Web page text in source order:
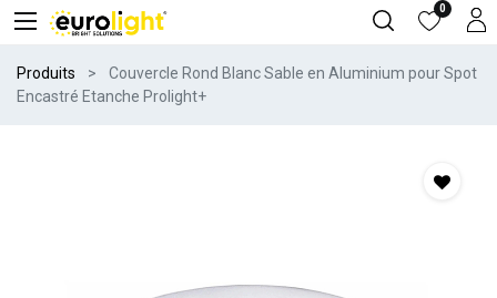
0
Produits
Couvercle Rond Blanc Sable en Aluminium pour Spot
Encastré Etanche Prolight+